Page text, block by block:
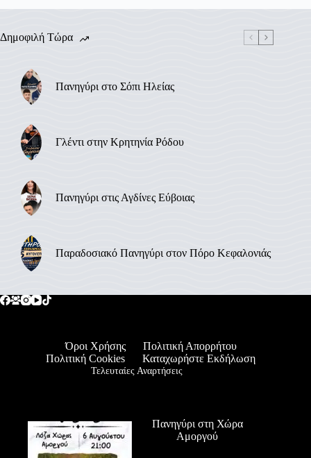
Δημοφιλή Τώρα
Πανηγύρι στο Σόπι Ηλείας
Γλέντι στην Κρητηνία Ρόδου
Πανηγύρι στις Αγδίνες Εύβοιας
Παραδοσιακό Πανηγύρι στον Πόρο Κεφαλονιάς
Όροι Χρήσης
Πολιτική Απορρήτου
Πολιτική Cookies
Καταχωρήστε Εκδήλωση
Τελευταίες Αναρτήσεις
Πανηγύρι στη Χώρα
Αμοργού